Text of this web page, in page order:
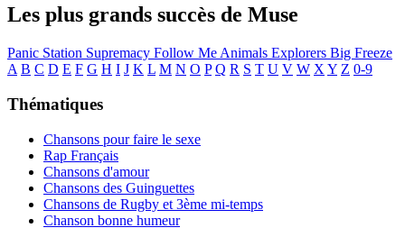
Les plus grands succès de Muse
Panic Station Supremacy Follow Me Animals Explorers Big Freeze
A B C D E F G H I J K L M N O P Q R S T U V W X Y Z 0-9
Thématiques
Chansons pour faire le sexe
Rap Français
Chansons d'amour
Chansons des Guinguettes
Chansons de Rugby et 3ème mi-temps
Chanson bonne humeur